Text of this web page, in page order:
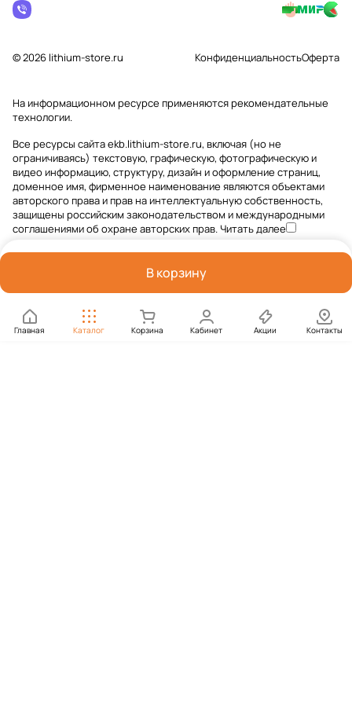
В корзину
Главная Каталог Корзина Кабинет Акции Контакты
© 2026 lithium-store.ru КонфиденциальностьОферта
На информационном ресурсе применяютсярекомендательные
технологии.
Все ресурсы сайта ekb.lithium-store.ru, включая (но не
ограничиваясь) текстовую, графическую, фотографическую и
видео информацию, структуру, дизайн и оформление страниц,
доменное имя, фирменное наименование являются объектами
авторского права и прав на интеллектуальную собственность,
защищены российским законодательством и международными
соглашениями об охране авторских прав.Читать далее